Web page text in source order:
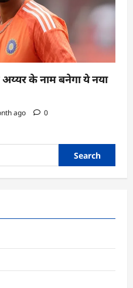
के नाम बनेगा ये नया
ago 0